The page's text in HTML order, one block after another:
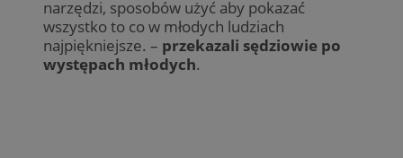
narzędzi, sposobów użyć aby pokazać
wszystko to co w młodych ludziach
najpiękniejsze. – przekazali sędziowie po
występach młodych.